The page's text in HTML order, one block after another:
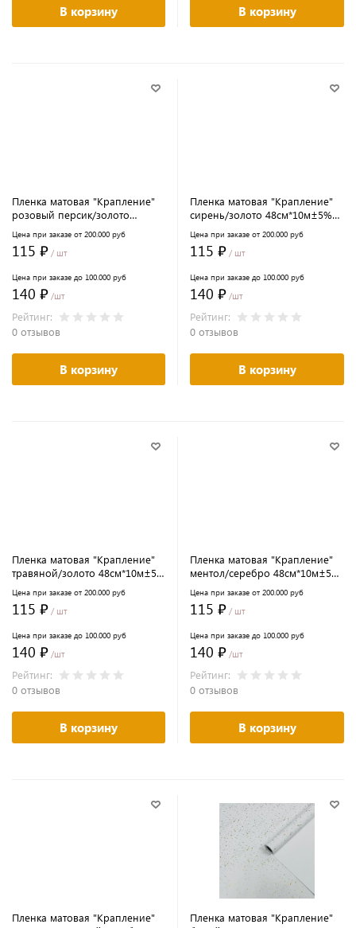
В корзину В корзину
Пленка матовая "Крапление"
розовый персик/золото
Цена при заказе от 200.000 руб
115 ₽ / шт
Цена при заказе до 100.000 руб
140 ₽ /шт
Рейтинг:
0 отзывов
В корзину
Пленка матовая "Крапление"
сирень/золото 48см*10м±5%
Цена при заказе от 200.000 руб
115 ₽ / шт
Цена при заказе до 100.000 руб
140 ₽ /шт
Рейтинг:
0 отзывов
В корзину
Пленка матовая "Крапление"
травяной/золото 48см*10м±5%
Цена при заказе от 200.000 руб
115 ₽ / шт
Цена при заказе до 100.000 руб
140 ₽ /шт
Рейтинг:
0 отзывов
В корзину
Пленка матовая "Крапление"
ментол/серебро 48см*10м±5%
Цена при заказе от 200.000 руб
115 ₽ / шт
Цена при заказе до 100.000 руб
140 ₽ /шт
Рейтинг:
0 отзывов
В корзину
Пленка матовая "Крапление"
Пленка матовая "Крапление"